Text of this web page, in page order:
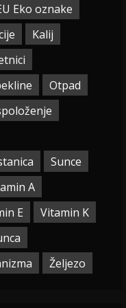
Eko oznake
Kalij
Otpad
Sunce
A
E
Vitamin K
Željezo